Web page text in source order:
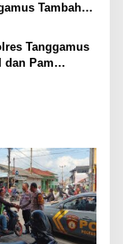
Tambah
Tanggamus
dan Pam